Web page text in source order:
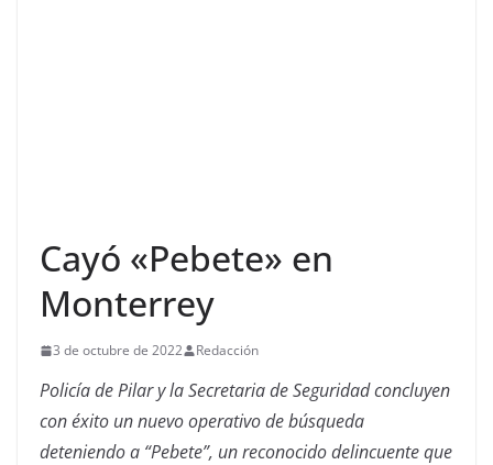
Cayó «Pebete» en
Monterrey
3 de octubre de 2022 Redacción
Policía de Pilar y la Secretaria de Seguridad concluyen
con éxito un nuevo operativo de búsqueda
deteniendo a “Pebete”, un reconocido delincuente que